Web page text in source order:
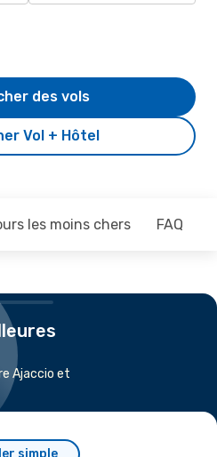
Vol + Hôtel
des vols
les moins chers FAQ
Ajaccio et
simple